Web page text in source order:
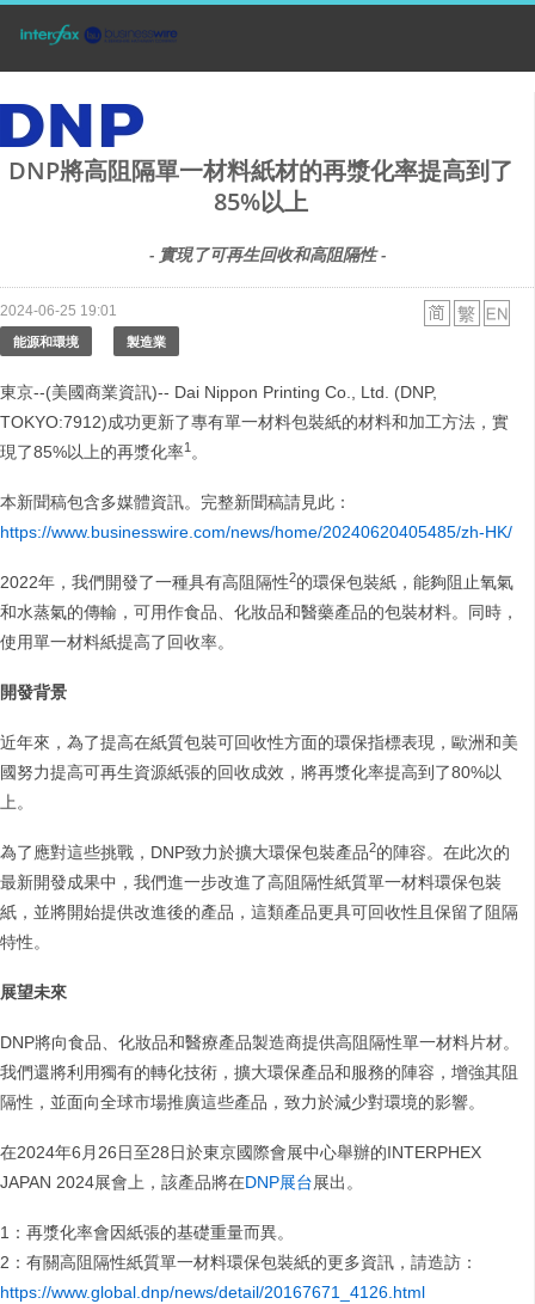
DNP將高阻隔單一材料紙材的再漿化率提高到了
85%以上
- 實現了可再生回收和高阻隔性 -
2024-06-25 19:01
能源和環境 製造業
東京--(美國商業資訊)-- Dai Nippon Printing Co., Ltd. (DNP,
TOKYO:7912)成功更新了專有單一材料包裝紙的材料和加工方法，實
現了85%以上的再漿化率1 。
本新聞稿包含多媒體資訊。完整新聞稿請見此：
https://www.businesswire.com/news/home/20240620405485/zh-HK/
2022年，我們開發了一種具有高阻隔性2的環保包裝紙，能夠阻止氧氣
和水蒸氣的傳輸，可用作食品、化妝品和醫藥產品的包裝材料。同時，
使用單一材料紙提高了回收率。
開發背景
近年來，為了提高在紙質包裝可回收性方面的環保指標表現，歐洲和美
國努力提高可再生資源紙張的回收成效，將再漿化率提高到了80%以
上。
為了應對這些挑戰，DNP致力於擴大環保包裝產品2的陣容。在此次的
最新開發成果中，我們進一步改進了高阻隔性紙質單一材料環保包裝
紙，並將開始提供改進後的產品，這類產品更具可回收性且保留了阻隔
特性。
展望未來
DNP將向食品、化妝品和醫療產品製造商提供高阻隔性單一材料片材。
我們還將利用獨有的轉化技術，擴大環保產品和服務的陣容，增強其阻
隔性，並面向全球市場推廣這些產品，致力於減少對環境的影響。
在2024年6月26日至28日於東京國際會展中心舉辦的INTERPHEX
JAPAN 2024展會上，該產品將在DNP展台展出。
1：再漿化率會因紙張的基礎重量而異。
2：有關高阻隔性紙質單一材料環保包裝紙的更多資訊，請造訪：
https://www.global.dnp/news/detail/20167671_4126.html